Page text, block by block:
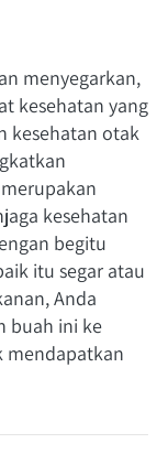
menyegarkan,
kesehatan yang
kesehatan otak
kesehatan
begitu
itu segar atau
Anda
buah ini ke
mendapatkan